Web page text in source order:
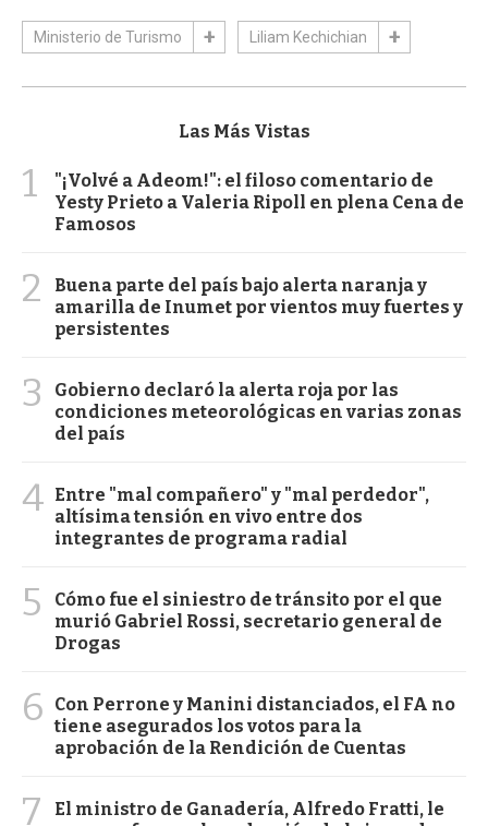
Ministerio de Turismo Liliam Kechichian
Las Más Vistas
1
"¡Volvé a Adeom!": el filoso comentario de
Yesty Prieto a Valeria Ripoll en plena Cena de
Famosos
2
Buena parte del país bajo alerta naranja y
amarilla de Inumet por vientos muy fuertes y
persistentes
3
Gobierno declaró la alerta roja por las
condiciones meteorológicas en varias zonas
del país
4 Entre "mal compañero" y "mal perdedor",
altísima tensión en vivo entre dos
integrantes de programa radial
5
Cómo fue el siniestro de tránsito por el que
murió Gabriel Rossi, secretario general de
Drogas
6
Con Perrone y Manini distanciados, el FA no
tiene asegurados los votos para la
aprobación de la Rendición de Cuentas
7
El ministro de Ganadería, Alfredo Fratti, le